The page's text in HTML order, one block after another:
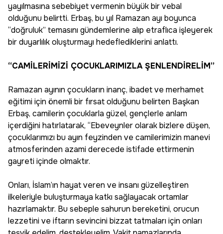
yayılmasına sebebiyet vermenin büyük bir vebal
olduğunu belirtti. Erbaş, bu yıl Ramazan ayı boyunca
“doğruluk” temasını gündemlerine alıp etraflıca işleyerek
bir duyarlılık oluşturmayı hedeflediklerini anlattı.
“CAMİLERİMİZİ ÇOCUKLARIMIZLA ŞENLENDİRELİM”
Ramazan ayının çocukların inanç, ibadet ve merhamet
eğitimi için önemli bir fırsat olduğunu belirten Başkan
Erbaş, camilerin çocuklarla güzel, gençlerle anlam
içerdiğini hatırlatarak, “Ebeveynler olarak bizlere düşen,
çocuklarımızı bu ayın feyzinden ve camilerimizin manevi
atmosferinden azami derecede istifade ettirmenin
gayreti içinde olmaktır.
Onları, İslam’ın hayat veren ve insanı güzelleştiren
ilkeleriyle buluşturmaya katkı sağlayacak ortamlar
hazırlamaktır. Bu sebeple sahurun bereketini, orucun
lezzetini ve iftarın sevincini bizzat tatmaları için onları